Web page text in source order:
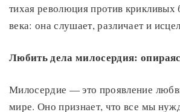
тихая революция против крикливых
века: она слушает, различает и
Любить дела милосердия:
Милосердие — это проявление
мире. Оно признает, что все мы